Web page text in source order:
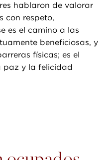
hablaron de valorar
con respeto,
es el camino a las
beneficiosas, y
físicas; es el
paz y la felicidad